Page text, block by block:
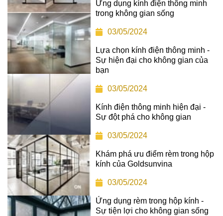
Ứng dụng kính điện thông minh
trong không gian sống
03/05/2024
Lựa chọn kính điện thông minh -
Sự hiện đại cho không gian của
bạn
03/05/2024
Kính điện thông minh hiện đại -
Sự đột phá cho không gian
03/05/2024
Khám phá ưu điểm rèm trong hộp
kính của Goldsunvina
03/05/2024
Ứng dụng rèm trong hộp kính -
Sự tiện lợi cho không gian sống